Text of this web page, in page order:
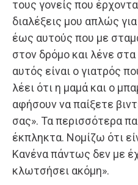
τους γονείς που
διαλέξεις μου απλώς
έως αυτούς που με
στον δρόμο και λένε στα
αυτός είναι ο γιατρός
λέει ότι η μαμά και ο
αφήσουν να παίξετε
σας». Τα περισσότερα
έκπληκτα. Νομίζω ότι
Κανένα πάντως δεν με
κλωτσήσει ακόμη».